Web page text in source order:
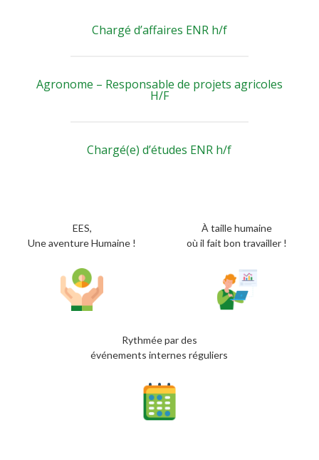
Chargé d’affaires ENR h/f
Agronome – Responsable de projets agricoles
H/F
Chargé(e) d’études ENR h/f
EES,
Une aventure Humaine !
À taille humaine
où il fait bon travailler !
Rythmée par des
événements internes réguliers